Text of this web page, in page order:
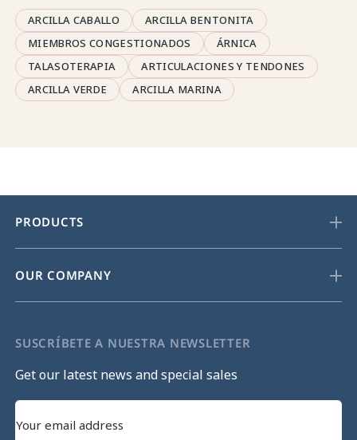
ARCILLA CABALLO
ARCILLA BENTONITA
MIEMBROS CONGESTIONADOS
ÁRNICA
TALASOTERAPIA
ARTICULACIONES Y TENDONES
ARCILLA VERDE
ARCILLA MARINA
PRODUCTS
OUR COMPANY
SUSCRÍBETE A NUESTRA NEWSLETTER
Get our latest news and special sales